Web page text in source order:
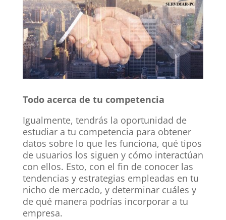
Todo acerca de tu competencia
Igualmente, tendrás la oportunidad de
estudiar a tu competencia para obtener
datos sobre lo que les funciona, qué tipos
de usuarios los siguen y cómo interactúan
con ellos. Esto, con el fin de conocer las
tendencias y estrategias empleadas en tu
nicho de mercado, y determinar cuáles y
de qué manera podrías incorporar a tu
empresa.